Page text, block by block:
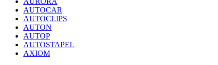
AUTOCAR
AUTOCLIPS
AUTON
AUTOP
AUTOSTAPEL
AXIOM